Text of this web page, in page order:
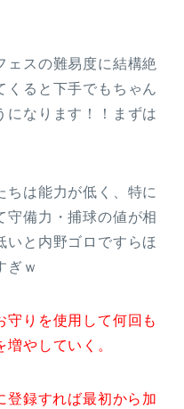
ェスの難易度に結構絶
くると下手でもちゃん
になります！！まずは
ちは能力が低く、特に
守備力・捕球の値が相
いと内野ゴロですらほ
ぎｗ
守りを使用して何回も
やしていく。
登録すれば最初から加